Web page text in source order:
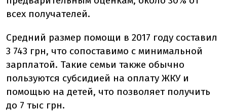
всех получателей.
Средний размер помощи в 2017 году составил
3 743 грн, что сопоставимо с минимальной
зарплатой. Такие семьи также обычно
пользуются субсидией на оплату ЖКУ и
помощью на детей, что позволяет получить
до 7 тыс грн.